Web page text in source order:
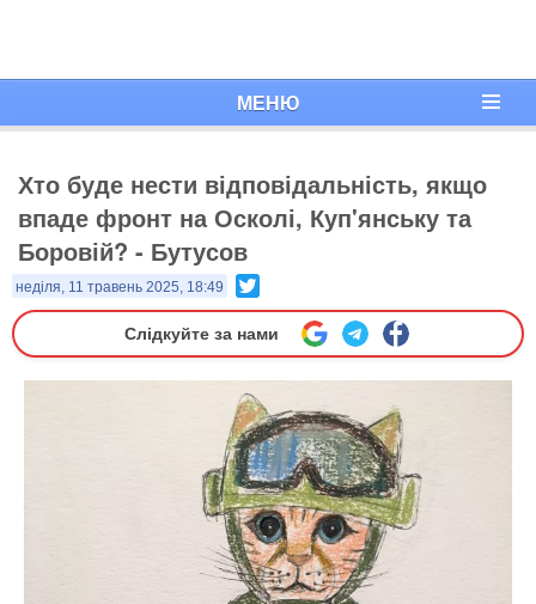
МЕНЮ
​Хто буде нести відповідальність, якщо
впаде фронт на Осколі, Куп'янську та
Боровій? - Бутусов
неділя, 11 травень 2025, 18:49
Слідкуйте за нами